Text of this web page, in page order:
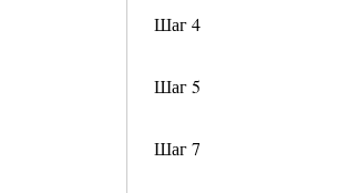
Шаг 4
Шаг 5
Шаг 7